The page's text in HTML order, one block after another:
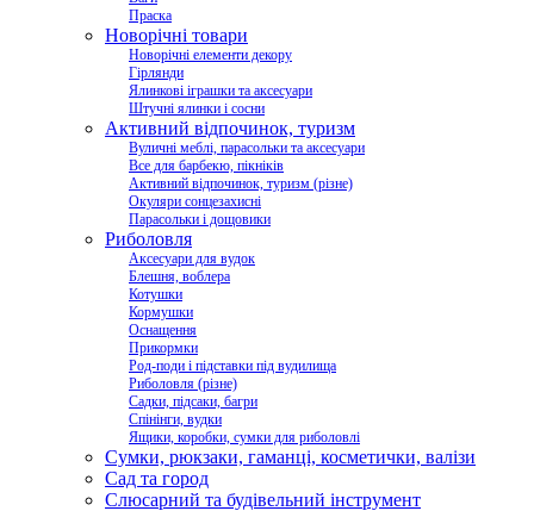
Праска
Новорічні товари
Новорічні елементи декору
Гірлянди
Ялинкові іграшки та аксесуари
Штучні ялинки і сосни
Активний відпочинок, туризм
Вуличні меблі, парасольки та аксесуари
Все для барбекю, пікніків
Активний відпочинок, туризм (різне)
Окуляри сонцезахисні
Парасольки і дощовики
Риболовля
Аксесуари для вудок
Блешня, воблера
Котушки
Кормушки
Оснащення
Прикормки
Род-поди і підставки під вудилища
Риболовля (різне)
Садки, підсаки, багри
Спінінги, вудки
Ящики, коробки, сумки для риболовлі
Сумки, рюкзаки, гаманці, косметички, валізи
Сад та город
Слюсарний та будівельний інструмент